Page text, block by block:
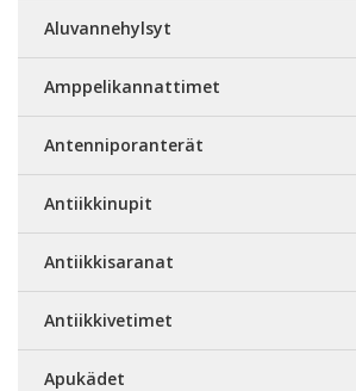
Aluvannehylsyt
Amppelikannattimet
Antenniporanterät
Antiikkinupit
Antiikkisaranat
Antiikkivetimet
Apukädet